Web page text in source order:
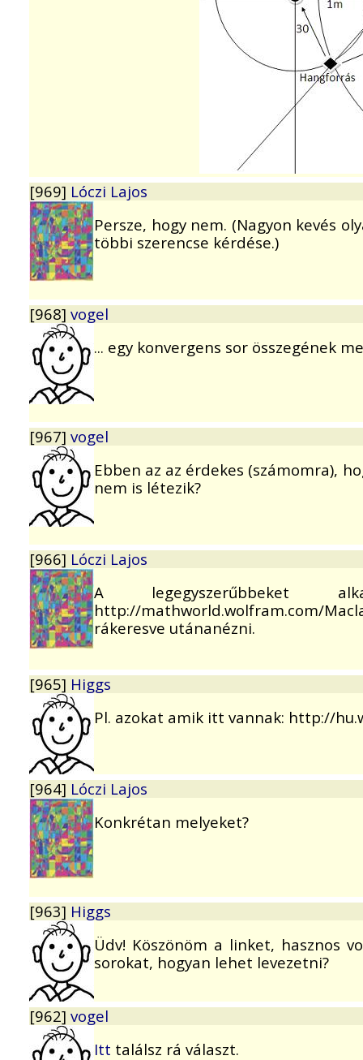
[969] Lóczi Lajos
Persze, hogy nem. (Nagyon kevés
többi szerencse kérdése.)
[968] vogel
... egy konvergens sor összegének
[967] vogel
Ebben az az érdekes (számomra),
nem is létezik?
[966] Lóczi Lajos
A legegyszerűbbeket
http://mathworld.wolfram.com/
rákeresve utánanézni.
[965] Higgs
Pl. azokat amik itt vannak: http://
[964] Lóczi Lajos
Konkrétan melyeket?
[963] Higgs
Üdv! Köszönöm a linket, hasznos
sorokat, hogyan lehet levezetni?
[962] vogel
Itt találsz rá választ.